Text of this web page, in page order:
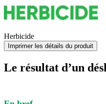
Herbicide
Imprimer les détails du produit
Le résultat d’un